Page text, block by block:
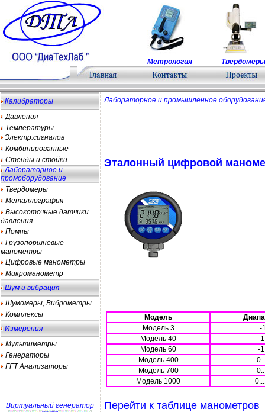
Метрология Твердомеры
Калибраторы
Давления
Температуры
Электр.сигналов
Комбинированные
Стенды и стойки
Лабораторное и
промоборудование
Твердомеры
Металлография
Высокоточные датчики
давления
Помпы
Грузопоршневые
манометры
Цифровые манометры
Микроманометр
Шум и вибрация
Шумомеры, Виброметры
Комплексы
Измерения
Мультиметры
Генераторы
FFT Анализаторы
Виртуальный генератор
Лабораторное и промышленное
Эталонный цифровой
Модель
Модель 3
-
Модель 40
-
Модель 60
-
Модель 400
Модель 700
Модель 1000
Перейти к таблице манометров